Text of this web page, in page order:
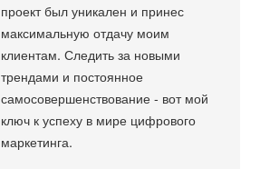
проект был уникален и принес
максимальную отдачу моим
клиентам. Следить за новыми
трендами и постоянное
самосовершенствование - вот мой
ключ к успеху в мире цифрового
маркетинга.